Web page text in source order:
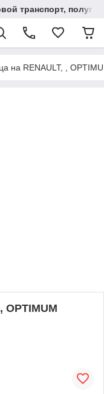
транспорт,
на RENAULT, ,